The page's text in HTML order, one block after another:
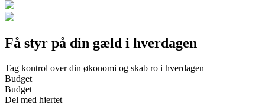
Få styr på din gæld i hverdagen
Tag kontrol over din økonomi og skab ro i hverdagen
Budget
Budget
Del med hjertet